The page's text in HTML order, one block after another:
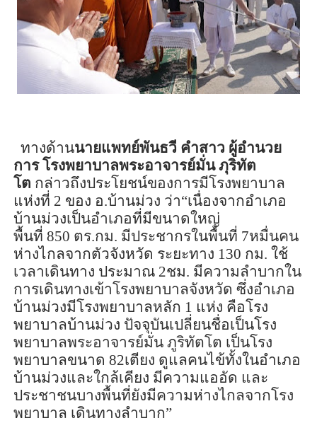
ทางด้านนายแพทย์พันธวี คำสาว ผู้อำนวย
การ โรงพยาบาลพระอาจารย์มั่นภุริทัต
โต กล่าวถึงประโยชน์ของการมีโรงพยาบาล
แห่งที่ 2 ของ อ.บ้านม่วง ว่า“เนื่องจากอำเภอ
บ้านม่วงเป็นอำเภอที่มีขนาดใหญ่
พื้นที่ 850 ตร.กม. มีประชากรในพื้นที่ 7หมื่นคน
ห่างไกลจากตัวจังหวัด ระยะทาง 130 กม. ใช้
เวลาเดินทาง ประมาณ 2ชม. มีความลำบากใน
การเดินทางเข้าโรงพยาบาลจังหวัด ซึ่งอำเภอ
บ้านม่วงมีโรงพยาบาลหลัก 1 แห่ง คือโรง
พยาบาลบ้านม่วง ปัจจุบันเปลี่ยนชื่อเป็นโรง
พยาบาลพระอาจารย์มั่น ภูริทัตโต เป็นโรง
พยาบาลขนาด 82เตียง ดูแลคนไข้ทั้งในอำเภอ
บ้านม่วงและใกล้เคียง มีความแออัด และ
ประชาชนบางพื้นที่ยังมีความห่างไกลจากโรง
พยาบาล เดินทางลำบาก”